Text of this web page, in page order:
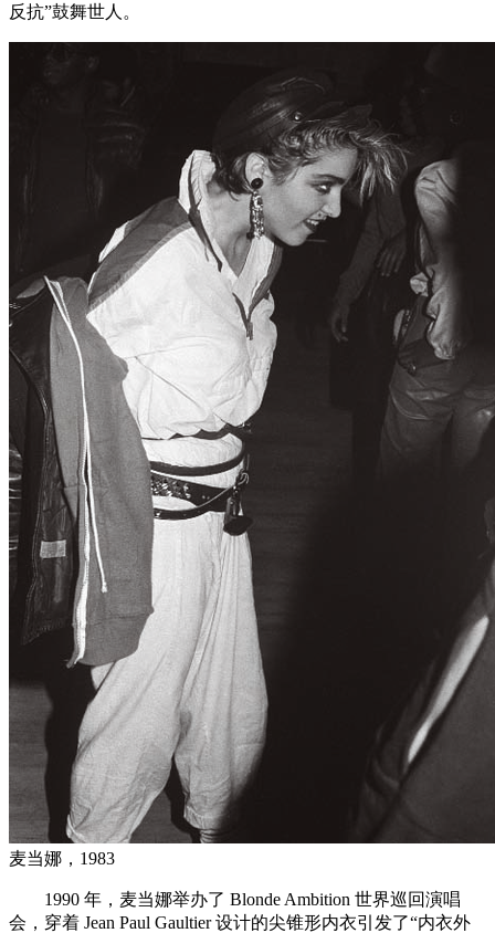
反抗”鼓舞世人。
麦当娜，1983
1990 年，麦当娜举办了 Blonde Ambition 世界巡回演唱
会，穿着 Jean Paul Gaultier 设计的尖锥形内衣引发了“内衣外